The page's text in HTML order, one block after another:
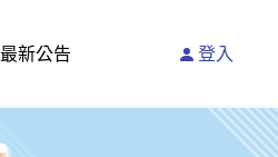
最新公告 登入